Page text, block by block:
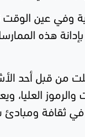
وفي عين
هذه
من قبل أحد
العليا،
في ثقافة